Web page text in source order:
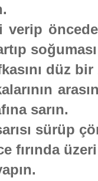
önceden
düz
sarın.
sürüp
fırında